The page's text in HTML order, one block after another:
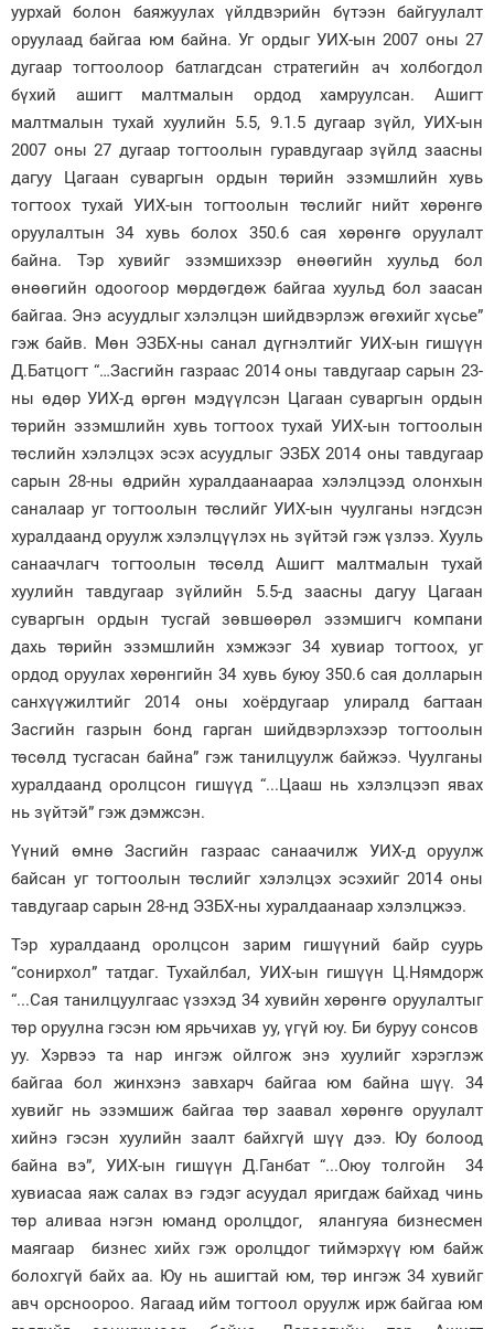
уурхай болон баяжуулах үйлдвэрийн бүтээн байгуулалт
оруулаад байгаа юм байна. Уг ордыг УИХ-ын 2007 оны 27
дугаар тогтоолоор батлагдсан стратегийн ач холбогдол
бүхий ашигт малтмалын ордод хамруулсан. Ашигт
малтмалын тухай хуулийн 5.5, 9.1.5 дугаар зүйл, УИХ-ын
2007 оны 27 дугаар тогтоолын гуравдугаар зүйлд заасны
дагуу Цагаан суваргын ордын төрийн эзэмшлийн хувь
тогтоох тухай УИХ-ын тогтоолын төслийг нийт хөрөнгө
оруулалтын 34 хувь болох 350.6 сая хөрөнгө оруулалт
байна. Тэр хувийг эзэмшихээр өнөөгийн хуульд бол
өнөөгийн одоогоор мөрдөгдөж байгаа хуульд бол заасан
байгаа. Энэ асуудлыг хэлэлцэн шийдвэрлэж өгөхийг хүсье”
гэж байв. Мөн ЭЗБХ-ны санал дүгнэлтийг УИХ-ын гишүүн
Д.Батцогт “…Засгийн газраас 2014 оны тавдугаар сарын 23-
ны өдөр УИХ-д өргөн мэдүүлсэн Цагаан суваргын ордын
төрийн эзэмшлийн хувь тогтоох тухай УИХ-ын тогтоолын
төслийн хэлэлцэх эсэх асуудлыг ЭЗБХ 2014 оны тавдугаар
сарын 28-ны өдрийн хуралдаанаараа хэлэлцээд олонхын
саналаар уг тогтоолын төслийг УИХ-ын чуулганы нэгдсэн
хуралдаанд оруулж хэлэлцүүлэх нь зүйтэй гэж үзлээ. Хууль
санаачлагч тогтоолын төсөлд Ашигт малтмалын тухай
хуулийн тавдугаар зүйлийн 5.5-д заасны дагуу Цагаан
суваргын ордын тусгай зөвшөөрөл эзэмшигч компани
дахь төрийн эзэмшлийн хэмжээг 34 хувиар тогтоох, уг
ордод оруулах хөрөнгийн 34 хувь буюу 350.6 сая долларын
санхүүжилтийг 2014 оны хоёрдугаар улиралд багтаан
Засгийн газрын бонд гарган шийдвэрлэхээр тогтоолын
төсөлд тусгасан байна” гэж танилцуулж байжээ. Чуулганы
хуралдаанд оролцсон гишүүд “...Цааш нь хэлэлцээп явах
нь зүйтэй” гэж дэмжсэн.
Үүний өмнө Засгийн газраас санаачилж УИХ-д оруулж
байсан уг тогтоолын төслийг хэлэлцэх эсэхийг 2014 оны
тавдугаар сарын 28-нд ЭЗБХ-ны хуралдаанаар хэлэлцжээ.
Тэр хуралдаанд оролцсон зарим гишүүний байр суурь
“сонирхол” татдаг. Тухайлбал, УИХ-ын гишүүн Ц.Нямдорж
“...Сая танилцуулгаас үзэхэд 34 хувийн хөрөнгө оруулалтыг
төр оруулна гэсэн юм ярьчихав уу, үгүй юу. Би буруу сонсов
уу. Хэрвээ та нар ингэж ойлгож энэ хуулийг хэрэглэж
байгаа бол жинхэнэ завхарч байгаа юм байна шүү. 34
хувийг нь эзэмшиж байгаа төр заавал хөрөнгө оруулалт
хийнэ гэсэн хуулийн заалт байхгүй шүү дээ. Юу болоод
байна вэ”, УИХ-ын гишүүн Д.Ганбат “...Оюу толгойн 34
хувиасаа яаж салах вэ гэдэг асуудал яригдаж байхад чинь
төр аливаа нэгэн юманд оролцдог, ялангуяа бизнесмен
маягаар бизнес хийх гэж оролцдог тиймэрхүү юм байж
болохгүй байх аа. Юу нь ашигтай юм, төр ингэж 34 хувийг
авч орсноороо. Яагаад ийм тогтоол оруулж ирж байгаа юм